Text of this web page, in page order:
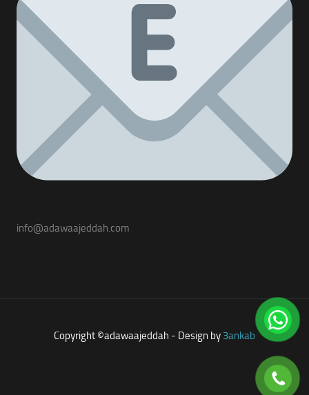
info@adawaajeddah.com
Copyright ©adawaajeddah - Design by3ankab